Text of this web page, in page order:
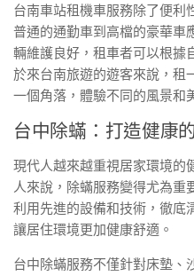
台南車站租機車服務除了便利
普通的通勤車到高檔的豪華車
輛維護良好，租車者可以根據
於來台南旅遊的遊客來說，租
一個角落，體驗不同的風景和
台中除蟎：打造健康
現代人越來越重視居家環境的
人來說，除蟎服務變得尤為重
利用先進的設備和技術，徹底
讓居住環境更加健康舒適。
台中除蟎服務不僅針對床墊、